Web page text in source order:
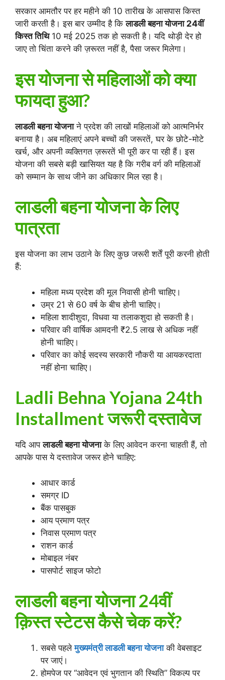
सरकार आमतौर पर हर महीने की 10 तारीख के आसपास किस्त
जारी करती है। इस बार उम्मीद है किलाडली बहना योजना 24वीं
किस्त तिथि10 मई 2025 तक हो सकती है। यदि थोड़ी देर हो
जाए तो चिंता करने की ज़रूरत नहीं है, पैसा जरूर मिलेगा।
इस योजना से महिलाओं को क्या
फायदा हुआ?
लाडली बहना योजनाने प्रदेश की लाखों महिलाओं को आत्मनिर्भर
बनाया है। अब महिलाएं अपने बच्चों की जरूरतें, घर के छोटे-मोटे
खर्च, और अपनी व्यक्तिगत ज़रूरतें भी पूरी कर पा रही हैं। इस
योजना की सबसे बड़ी खासियत यह है कि गरीब वर्ग की महिलाओं
को सम्मान के साथ जीने का अधिकार मिल रहा है।
लाडली बहना योजना के लिए
पात्रता
इस योजना का लाभ उठाने के लिए कुछ जरूरी शर्तें पूरी करनी होती
हैं:
महिला मध्य प्रदेश की मूल निवासी होनी चाहिए।
उम्र 21 से 60 वर्ष के बीच होनी चाहिए।
महिला शादीशुदा, विधवा या तलाकशुदा हो सकती है।
परिवार की वार्षिक आमदनी ₹2.5 लाख से अधिक नहीं
होनी चाहिए।
परिवार का कोई सदस्य सरकारी नौकरी या आयकरदाता
नहीं होना चाहिए।
Ladli Behna Yojana 24th
Installment जरूरी दस्तावेज
यदि आपलाडली बहना योजनाके लिए आवेदन करना चाहती हैं, तो
आपके पास ये दस्तावेज जरूर होने चाहिए:
आधार कार्ड
समग्र ID
बैंक पासबुक
आय प्रमाण पत्र
निवास प्रमाण पत्र
राशन कार्ड
मोबाइल नंबर
पासपोर्ट साइज फोटो
लाडली बहना योजना 24वीं
क़िस्त स्टेटस कैसे चेक करें?
सबसे पहले मुख्यमंत्री लाडली बहना योजना की वेबसाइट
पर जाएं।
होमपेज पर “आवेदन एवं भुगतान की स्थिति” विकल्प पर